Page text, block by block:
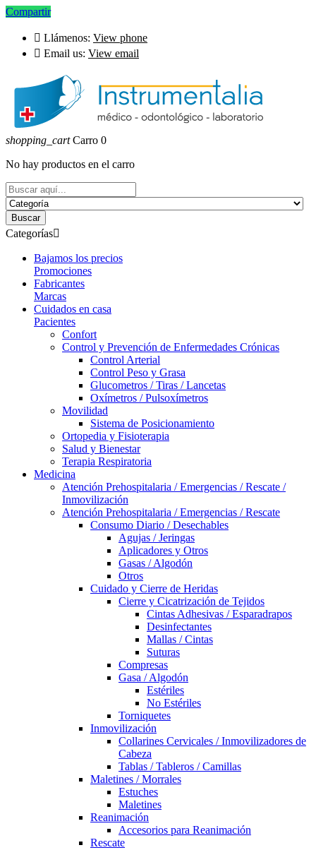
Compartir
 Llámenos: View phone
 Email us: View email
shopping_cart Carro 0
No hay productos en el carro
Buscar
Categorías
Bajamos los precios
Promociones
Fabricantes
Marcas
Cuidados en casa
Pacientes
Confort
Control y Prevención de Enfermedades Crónicas
Control Arterial
Control Peso y Grasa
Glucometros / Tiras / Lancetas
Oxímetros / Pulsoxímetros
Movilidad
Sistema de Posicionamiento
Ortopedia y Fisioterapia
Salud y Bienestar
Terapia Respiratoria
Medicina
Atención Prehospitalaria / Emergencias / Rescate /
Inmovilización
Atención Prehospitalaria / Emergencias / Rescate
Consumo Diario / Desechables
Agujas / Jeringas
Aplicadores y Otros
Gasas / Algodón
Otros
Cuidado y Cierre de Heridas
Cierre y Cicatrización de Tejidos
Cintas Adhesivas / Esparadrapos
Desinfectantes
Mallas / Cintas
Suturas
Compresas
Gasa / Algodón
Estériles
No Estériles
Torniquetes
Inmovilización
Collarines Cervicales / Inmovilizadores de
Cabeza
Tablas / Tableros / Camillas
Maletines / Morrales
Estuches
Maletines
Reanimación
Accesorios para Reanimación
Rescate